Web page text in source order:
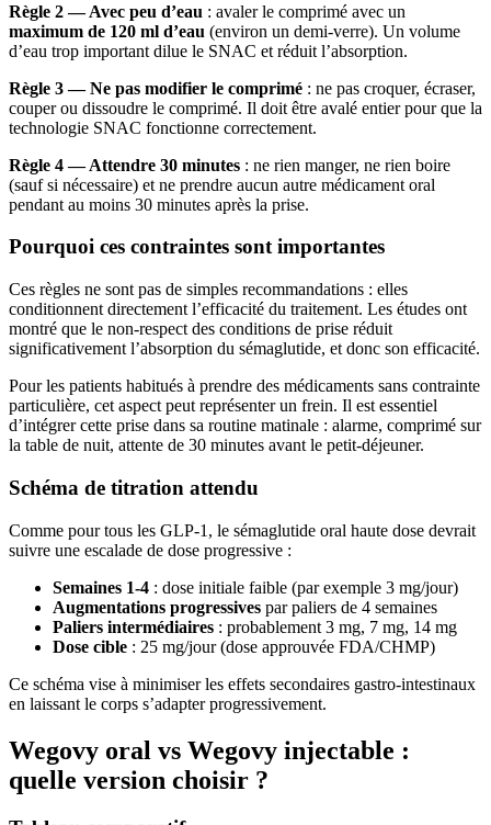
Règle 2 — Avec peu d’eau : avaler le comprimé avec un
maximum de 120 ml d’eau (environ un demi-verre). Un volume
d’eau trop important dilue le SNAC et réduit l’absorption.
Règle 3 — Ne pas modifier le comprimé : ne pas croquer, écraser,
couper ou dissoudre le comprimé. Il doit être avalé entier pour que la
technologie SNAC fonctionne correctement.
Règle 4 — Attendre 30 minutes : ne rien manger, ne rien boire
(sauf si nécessaire) et ne prendre aucun autre médicament oral
pendant au moins 30 minutes après la prise.
Pourquoi ces contraintes sont importantes
Ces règles ne sont pas de simples recommandations : elles
conditionnent directement l’efficacité du traitement. Les études ont
montré que le non-respect des conditions de prise réduit
significativement l’absorption du sémaglutide, et donc son efficacité.
Pour les patients habitués à prendre des médicaments sans contrainte
particulière, cet aspect peut représenter un frein. Il est essentiel
d’intégrer cette prise dans sa routine matinale : alarme, comprimé sur
la table de nuit, attente de 30 minutes avant le petit-déjeuner.
Schéma de titration attendu
Comme pour tous les GLP-1, le sémaglutide oral haute dose devrait
suivre une escalade de dose progressive :
Semaines 1-4 : dose initiale faible (par exemple 3 mg/jour)
Augmentations progressives par paliers de 4 semaines
Paliers intermédiaires : probablement 3 mg, 7 mg, 14 mg
Dose cible : 25 mg/jour (dose approuvée FDA/CHMP)
Ce schéma vise à minimiser les effets secondaires gastro-intestinaux
en laissant le corps s’adapter progressivement.
Wegovy oral vs Wegovy injectable :
quelle version choisir ?